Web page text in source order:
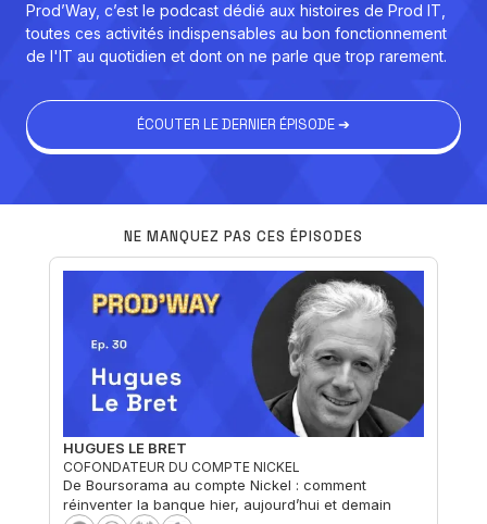
Prod’Way, c’est le podcast dédié aux histoires de Prod IT,
toutes ces activités indispensables au bon fonctionnement
de l'IT au quotidien et dont on ne parle que trop rarement.
ÉCOUTER LE DERNIER ÉPISODE ➔
NE MANQUEZ PAS CES ÉPISODES
HUGUES LE BRET
COFONDATEUR DU COMPTE NICKEL
De Boursorama au compte Nickel : comment
réinventer la banque hier, aujourd’hui et demain